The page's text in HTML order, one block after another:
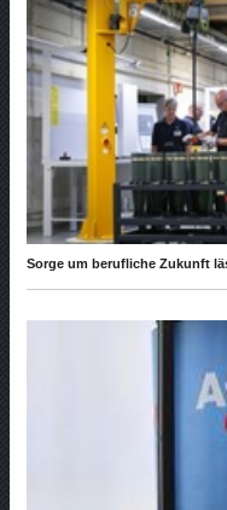
Sorge um berufliche Zukunft